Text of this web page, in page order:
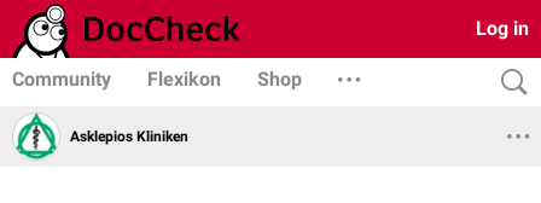
Log in
Community Flexikon Shop
Asklepios Kliniken